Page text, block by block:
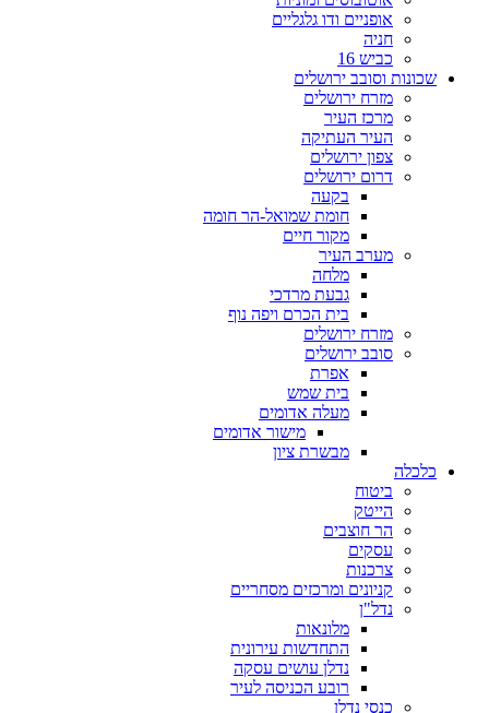
אופניים ודו גלגליים
חניה
כביש 16
שכונות וסובב ירושלים
מזרח ירושלים
מרכז העיר
העיר העתיקה
צפון ירושלים
דרום ירושלים
בקעה
חומת שמואל-הר חומה
מקור חיים
מערב העיר
מלחה
גבעת מרדכי
בית הכרם ויפה נוף
מזרח ירושלים
סובב ירושלים
אפרת
בית שמש
מעלה אדומים
מישור אדומים
מבשרת ציון
כלכלה
ביטוח
הייטק
הר חוצבים
עסקים
צרכנות
קניונים ומרכזים מסחריים
נדל"ן
מלונאות
התחדשות עירונית
נדלן עושים עסקה
רובע הכניסה לעיר
כנסי נדלן